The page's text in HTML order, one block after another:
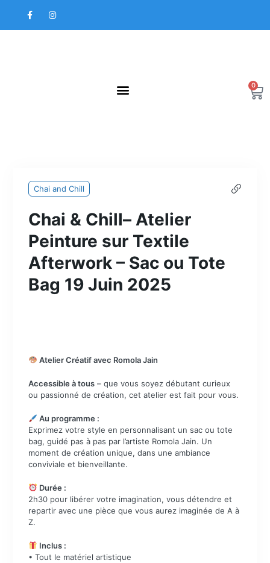
F
a
I
n
0
Chai and Chill
Chai & Chill– Atelier
Peinture sur Textile
Afterwork – Sac ou Tote
Bag 19 Juin 2025
Atelier Créatif avec Romola Jain
Accessible à tous – que vous soyez débutant curieux
ou passionné de création, cet atelier est fait pour vous.
Au programme :
Exprimez votre style en personnalisant un sac ou tote
bag, guidé pas à pas par l’artiste Romola Jain. Un
moment de création unique, dans une ambiance
conviviale et bienveillante.
Durée :
2h30 pour libérer votre imagination, vous détendre et
repartir avec une pièce que vous aurez imaginée de A à
Z.
Inclus :
• Tout le matériel artistique